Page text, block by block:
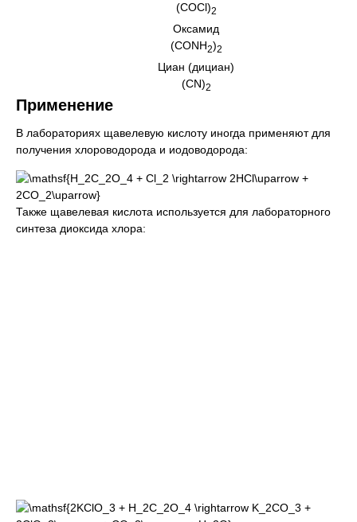
(COCl)2
Оксамид
(CONH2)2
Циан (дициан)
(CN)2
Применение
В лабораториях щавелевую кислоту иногда применяют для
получения хлороводорода и иодоводорода:
Также щавелевая кислота используется для лабораторного
синтеза диоксида хлора: